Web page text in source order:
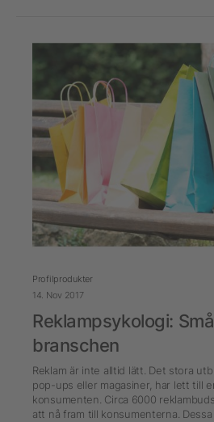
Profilprodukter
14. Nov 2017
Reklampsykologi:
branschen
Reklam är inte alltid lätt. Det stora
pop-ups eller magasiner, har lett till
konsumenten. Circa 6000
att nå fram till konsumenterna.